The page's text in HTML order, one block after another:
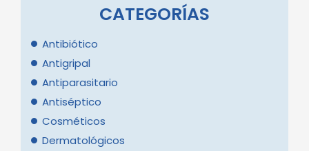
CATEGORÍAS
Antibiótico
Antigripal
Antiparasitario
Antiséptico
Cosméticos
Dermatológicos